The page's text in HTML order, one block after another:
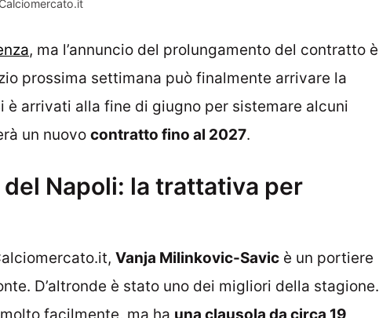
, ma l’annuncio del prolungamento del contratto è
prossima settimana può finalmente arrivare la
è arrivati alla fine di giugno per sistemare alcuni
un nuovo contratto fino al 2027.
Napoli: la trattativa per
Vanja Milinkovic-Savic è un portiere
D’altronde è stato uno dei migliori della stagione.
facilmente, ma ha una clausola da circa 19